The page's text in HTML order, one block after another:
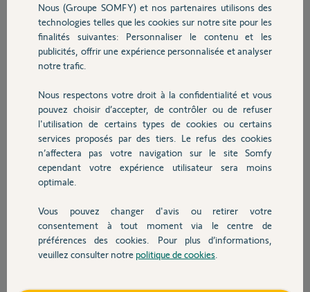
Sécurité
Domotique
Chauffage
Autres produits
Devis avec un pro
Contact
informations avez vous besoin pour faire un changement car je
pense que la caméra est défectueuse
camille D.
il y a plus de 2 ans
Participer au fil de discussion
Bonjour Camille.
Somfy travaille dessus. C'est un problème logiciel.
Nous (Groupe SOMFY) et nos partenaires utilisons des
technologies telles que les cookies sur notre site pour les
finalités suivantes: Personnaliser le contenu et les
publicités, offrir une expérience personnalisée et analyser
notre trafic.
Nous respectons votre droit à la confidentialité et vous
pouvez choisir d’accepter, de contrôler ou de refuser
l'utilisation de certains types de cookies ou certains
services proposés par des tiers. Le refus des cookies
n’affectera pas votre navigation sur le site Somfy
cependant votre expérience utilisateur sera moins
optimale.
Vous pouvez changer d'avis ou retirer votre
consentement à tout moment via le centre de
préférences des cookies. Pour plus d’informations,
veuillez consulter notre politique de cookies